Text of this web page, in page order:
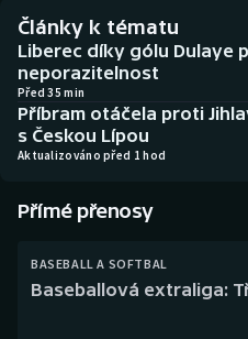
Biatlon
Boby a skeleton
Box
Curling
Aplikace ČT sport
AZ kvíz
Články k tématu
Liberec díky gólu Dulaye
neporazitelnost
Před 35 min
Příbram otáčela proti
s Českou Lípou
Aktualizováno před 1 hod
Přímé přenosy
BASEBALL A SOFTBAL
Baseballová extraliga: